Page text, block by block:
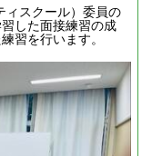
ィスクール）委員の
した面接練習の成
習を行います。